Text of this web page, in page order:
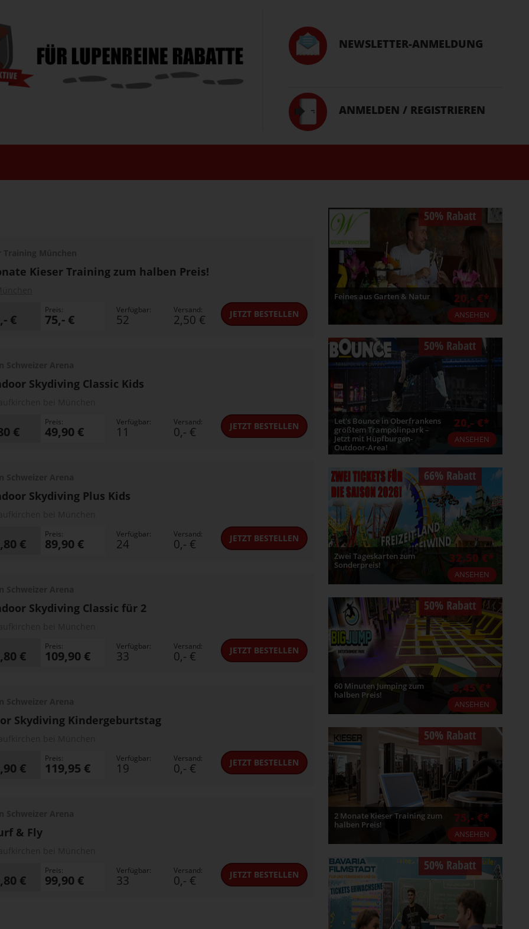
NEWSLETTER-ANMELDUNG
ANMELDEN / REGISTRIEREN
Kieser Training zum halben Preis!
JETZTBESTELLEN
€
Preis:
75,- €
Verfügbar:
52
Versand:
2,50 €
Skydiving Classic Kids
JETZTBESTELLEN
€
Preis:
49,90 €
Verfügbar:
11
Versand:
0,- €
Skydiving Plus Kids
JETZTBESTELLEN
€
Preis:
89,90 €
Verfügbar:
24
Versand:
0,- €
Skydiving Classic für 2
JETZTBESTELLEN
€
Preis:
109,90 €
Verfügbar:
33
Versand:
0,- €
Skydiving Kindergeburtstag
JETZTBESTELLEN
€
Preis:
119,95 €
Verfügbar:
19
Versand:
0,- €
& Fly
JETZTBESTELLEN
€
Preis:
99,90 €
Verfügbar:
33
Versand:
0,- €
50% Rabatt
Feines aus Garten & Natur 20,- €*
ANSEHEN
50% Rabatt
Let's Bounce in Oberfrankens
größtem Trampolinpark –
Jetzt mit Hüpfburgen-
Outdoor-Area!
20,- €*
ANSEHEN
66% Rabatt
Zwei Tageskarten zum
Sonderpreis!
32,50 €*
ANSEHEN
50% Rabatt
60 Minuten Jumping zum
halben Preis!
8,45 €*
ANSEHEN
50% Rabatt
2 Monate Kieser Training zum
halben Preis!
75,- €*
ANSEHEN
50% Rabatt